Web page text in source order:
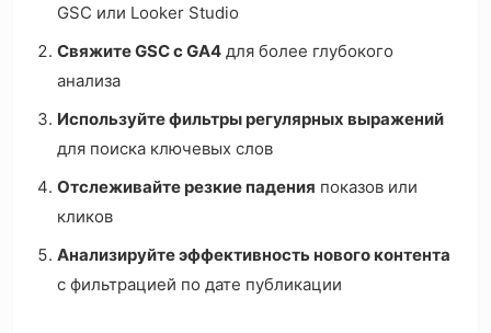
GSC или Looker Studio
Свяжите GSC с GA4 для более глубокого
анализа
Используйте фильтры регулярных выражений
для поиска ключевых слов
Отслеживайте резкие падения показов или
кликов
Анализируйте эффективность нового контента
с фильтрацией по дате публикации